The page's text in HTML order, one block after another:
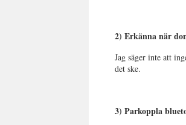
2) Erkänna när
Jag säger inte att
det ske.
3) Parkoppla